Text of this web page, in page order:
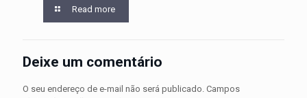
Read more
Deixe um comentário
O seu endereço de e-mail não será publicado. Campos